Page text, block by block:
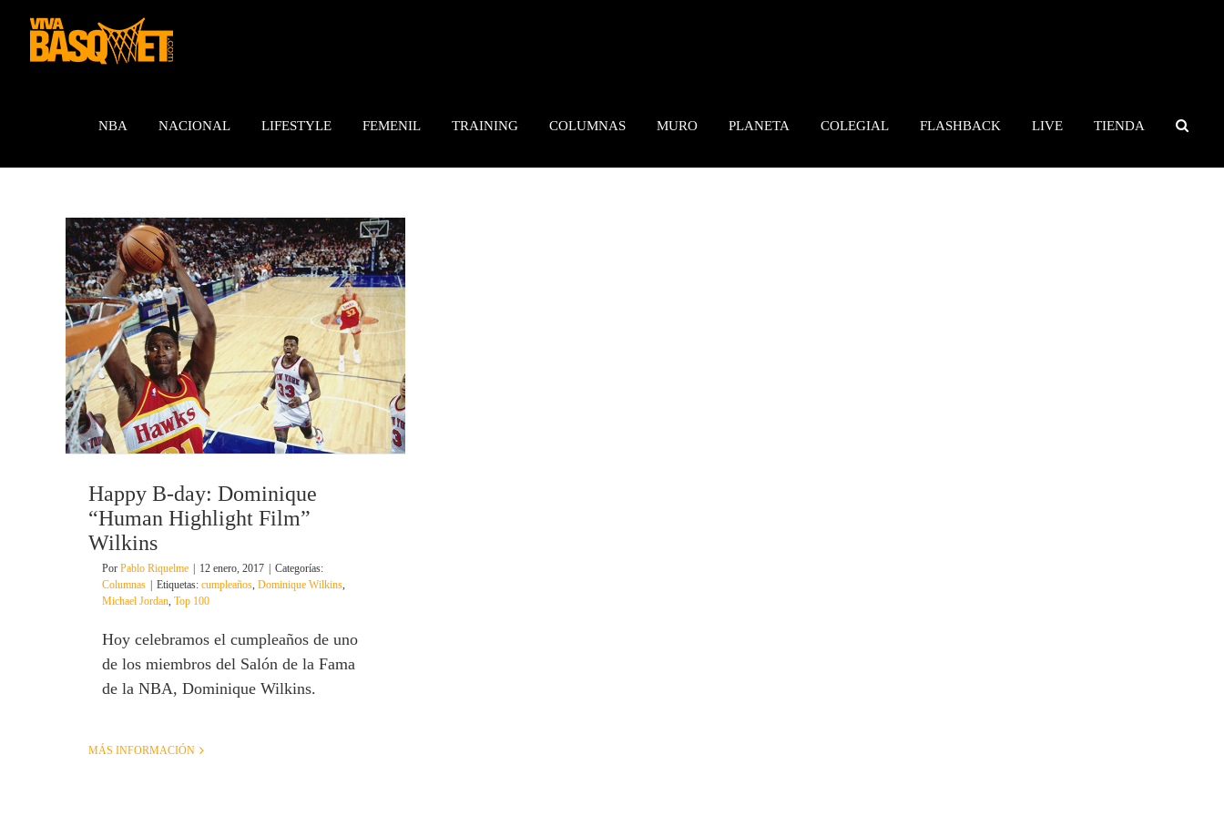
contenido
NBA NACIONAL LIFESTYLE FEMENIL TRAINING COLUMNAS MURO PLANETA COLEGIAL FLASHBACK LIVE TIENDA
Happy B-day: Dominique
“Human Highlight Film”
Wilkins
Por Pablo Riquelme 12 enero, 2017
Categorías:
Columnas
Etiquetas: cumpleaños, Dominique Wilkins,
Michael Jordan, Top 100
Hoy celebramos el cumpleaños de uno
de los miembros del Salón de la Fama
de la NBA, Dominique Wilkins.
MÁS INFORMACIÓN